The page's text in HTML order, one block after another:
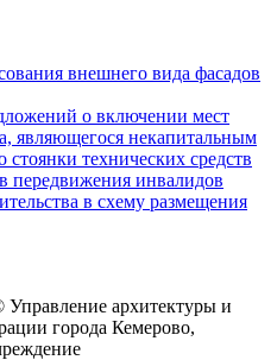
внешнего вида фасадов
о включении мест
являющегося некапитальным
технических средств
передвижения инвалидов
в схему размещения
архитектуры и
города Кемерово,